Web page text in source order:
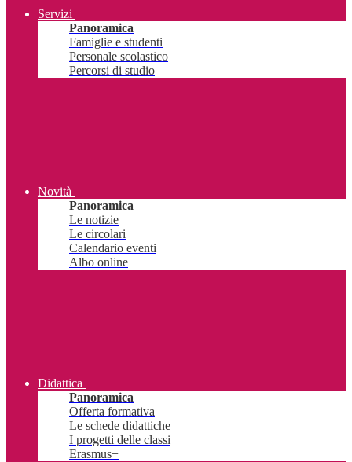
Servizi
Panoramica
Famiglie e studenti
Personale scolastico
Percorsi di studio
Novità
Panoramica
Le notizie
Le circolari
Calendario eventi
Albo online
Didattica
Panoramica
Offerta formativa
Le schede didattiche
I progetti delle classi
Erasmus+